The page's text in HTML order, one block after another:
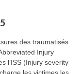
des traumatisés
Injury
l’ISS (Injury severity